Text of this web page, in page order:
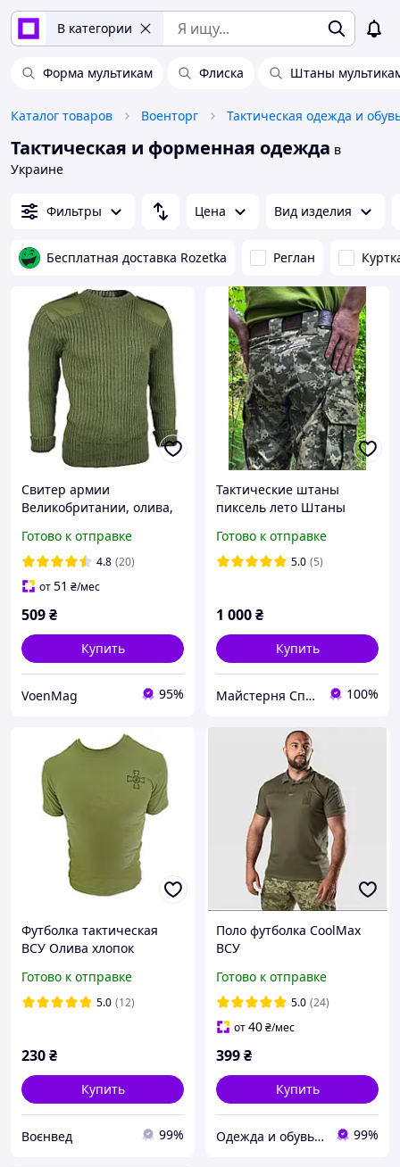
В категории
Форма мультикам Флиска Штаны
Каталог товаров Военторг Тактическая одежда и
Тактическая и форменная одежда в
Украине
Фильтры Цена Вид изделия
Бесплатная доставка Rozetka Реглан
Свитер армии
Великобритании, олива,
Готово к отправке
4.8 (20)
от51 ₴/мес
509₴
Купить
VoenMag 95%
Тактические штаны
пиксель лето Штаны
ММ-14 летние брюки
пиксель ЗСУ
Готово к отправке
5.0 (5)
1 000₴
Купить
Майстерня Спецодягу LTM 100%
Футболка тактическая
ВСУ Олива хлопок
Готово к отправке
5.0 (12)
230₴
Купить
Воєнвед 99%
Поло футболка CoolMax
ВСУ
,64р) olive
Готово к отправке
5.0 (24)
от40₴/мес
399₴
Купить
Одежда и обувь для рыбаков и охотников, спецодежда от производителя 99%